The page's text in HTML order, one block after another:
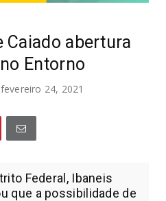
Caiado abertura
Entorno
24, 2021
Federal, Ibaneis
que a possibilidade de